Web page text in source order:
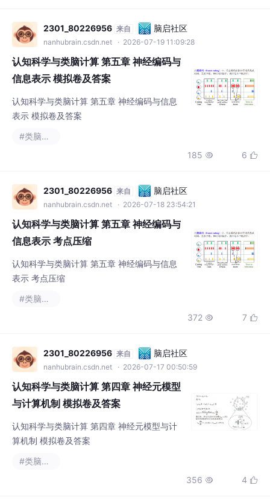
2301_80226956 来自 脑启社区
nanhubrain.csdn.net · 2026-07-19 11:09:28
认知科学与类脑计算 第五章 神经编码与
信息表示 模拟卷及答案
认知科学与类脑计算 第五章 神经编码与信息
表示 模拟卷及答案
#类脑计算
185  6 
2301_80226956 来自 脑启社区
nanhubrain.csdn.net · 2026-07-18 23:54:21
认知科学与类脑计算 第五章 神经编码与
信息表示 考点压缩
认知科学与类脑计算 第五章 神经编码与信息
表示 考点压缩
#类脑计算
372  7 
2301_80226956 来自 脑启社区
nanhubrain.csdn.net · 2026-07-17 00:50:59
认知科学与类脑计算 第四章 神经元模型
与计算机制 模拟卷及答案
认知科学与类脑计算 第四章 神经元模型与计
算机制 模拟卷及答案
#类脑计算
356  4 